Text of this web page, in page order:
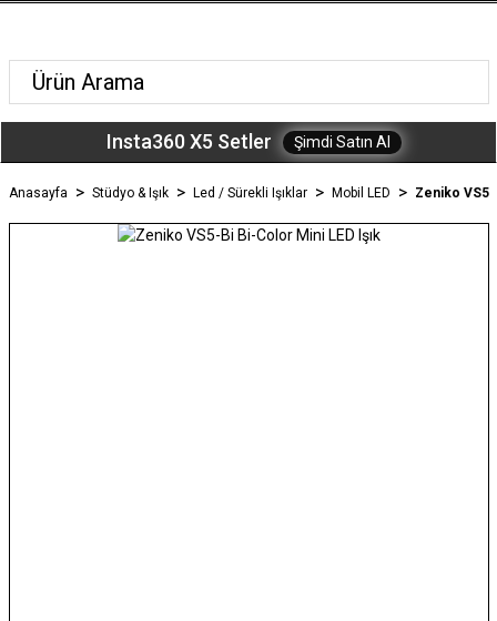
Insta360 X5 Setler Şimdi Satın Al
Anasayfa Stüdyo & Işık Led / Sürekli Işıklar Mobil LED Zeniko VS5-